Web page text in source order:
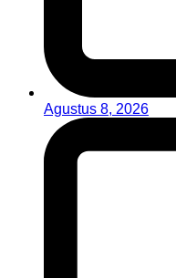
Agustus 8, 2026